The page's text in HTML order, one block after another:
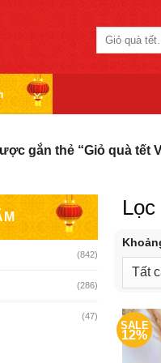
Tìm
gắn thẻ “Giỏ quà tết
(842)
(286)
(47)
SALE
12%